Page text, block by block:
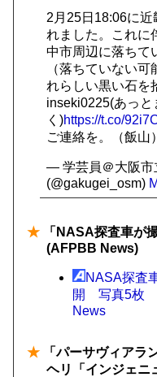
2月25日18:06に近
れました。これに
中市周辺に落ちて
（落ちていない
れらしい黒い石を
inseki0225(あっと
く)https://t.co/
ご連絡を。（飯山）
— 学芸員＠大阪市
(@gakugei_osm)
★ 「NASA探査車が
(AFPBB News)
NASA探査
開 写真5枚
News
★ 「パーサヴィアラ
ヘリ「インジェニ